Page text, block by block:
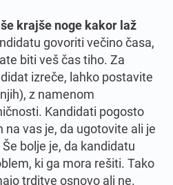
krajše noge kakor laž
govoriti večino časa,
biti veš čas tiho. Za
izreče, lahko postavite
z namenom
Kandidati pogosto
na vas je, da ugotovite ali je
bolje je, da kandidatu
ki ga mora rešiti. Tako
trditve osnovo ali ne.